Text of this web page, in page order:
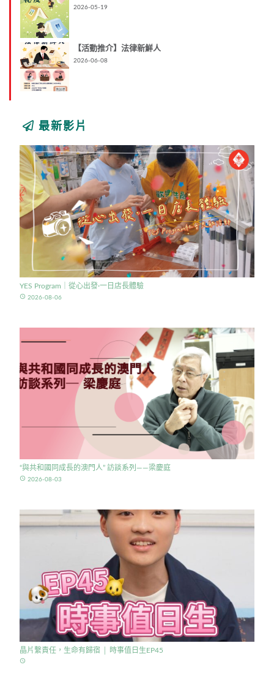
2026-05-19
【活動推介】法律新鮮人
2026-06-08
最新影片
YES Program｜從心出發·一日店長體驗
access_time 2026-08-06
“與共和國同成長的澳門人” 訪談系列——梁慶庭
access_time 2026-08-03
晶片繫責任，生命有歸宿 │ 時事值日生EP45
access_time